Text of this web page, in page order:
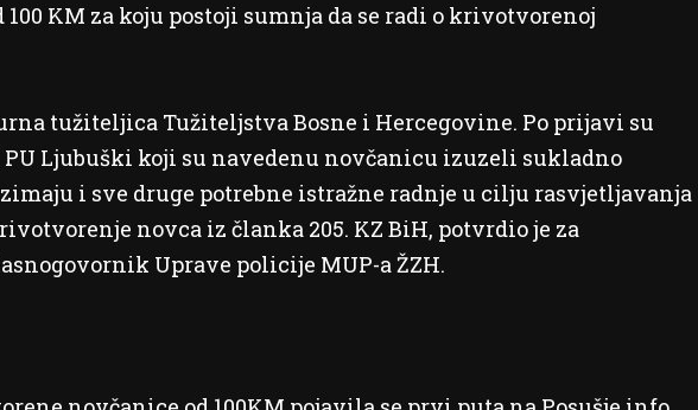
KM za koju postoji sumnja da se radi o krivotvorenoj
tužiteljica Tužiteljstva Bosne i Hercegovine. Po prijavi su
Ljubuški koji su navedenu novčanicu izuzeli sukladno
i sve druge potrebne istražne radnje u cilju rasvjetljavanja
novca iz članka 205. KZ BiH, potvrdio je za
Uprave policije MUP-a ŽZH.